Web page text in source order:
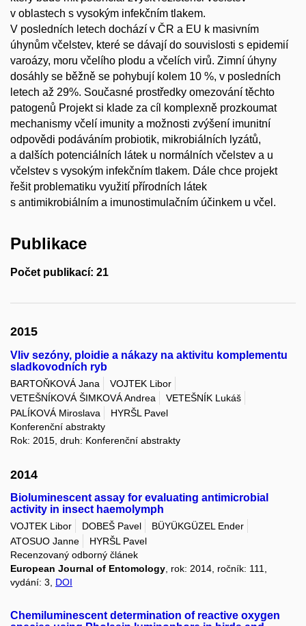
v oblastech s vysokým infekčním tlakem.
V posledních letech dochází v ČR a EU k masivním
úhynům včelstev, které se dávají do souvislosti s epidemií
varoázy, moru včelího plodu a včelích virů. Zimní úhyny
dosáhly se běžně se pohybují kolem 10 %, v posledních
letech až 29%. Současné prostředky omezování těchto
patogenů Projekt si klade za cíl komplexně prozkoumat
mechanismy včelí imunity a možnosti zvýšení imunitní
odpovědi podáváním probiotik, mikrobiálních lyzátů,
a dalších potenciálních látek u normálních včelstev a u
včelstev s vysokým infekčním tlakem. Dále chce projekt
řešit problematiku využití přírodních látek
s antimikrobiálním a imunostimulačním účinkem u včel.
Publikace
Počet publikací: 21
2015
Vliv sezóny, ploidie a nákazy na aktivitu komplementu
sladkovodních ryb
BARTOŇKOVÁ Jana
VOJTEK Libor
VETEŠNÍKOVÁ ŠIMKOVÁ Andrea
VETEŠNÍK Lukáš
PALÍKOVÁ Miroslava
HYRŠL Pavel
Konferenční abstrakty
Rok: 2015, druh: Konferenční abstrakty
2014
Bioluminescent assay for evaluating antimicrobial
activity in insect haemolymph
VOJTEK Libor DOBEŠ Pavel
BÜYÜKGÜZEL Ender
ATOSUO Janne
HYRŠL Pavel
Recenzovaný odborný článek
European Journal of Entomology , rok: 2014, ročník: 111,
vydání: 3, DOI
Chemiluminescent determination of reactive oxygen